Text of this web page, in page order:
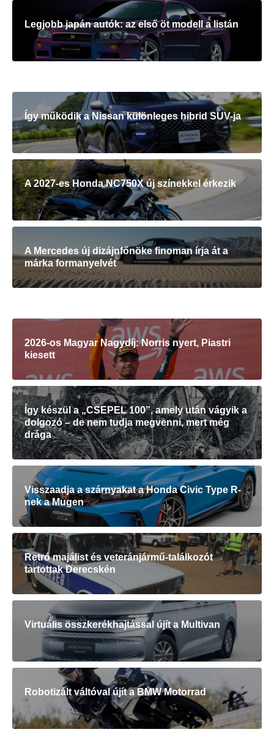
Legjobb japán autók: az első öt modell a listán
Így működik a Nissan különleges hibrid SUV-ja
A 2027-es Honda NC750X új színekkel érkezik
A Mercedes új dizájnfőnöke finoman írja át a
márka formanyelvét
2026-os Magyar Nagydíj: Norris nyert, Piastri
kiesett
Így készül a „CSEPEL 100”, amely után vágyik a
dolgozó – de nem tudja megvenni, mert még
drága
Visszaadja a szárnyakat a Honda Civic Type R-
nek a Mugen
Retró majálist és veteránjármű-találkozót
tartottak Derecskén
Virtuális összkerékhajtással újít a Multivan
Robotizált váltóval újít a BMW Motorrad